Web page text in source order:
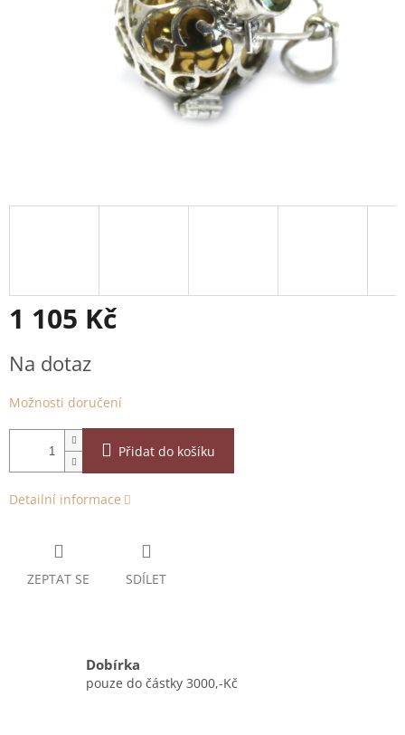
1 105 Kč
cena:
Na dotaz
Možnosti doručení
Přidat do košíku
Detailní informace
ZEPTAT SE SDÍLET
Dobírka
pouze do částky 3000,-Kč